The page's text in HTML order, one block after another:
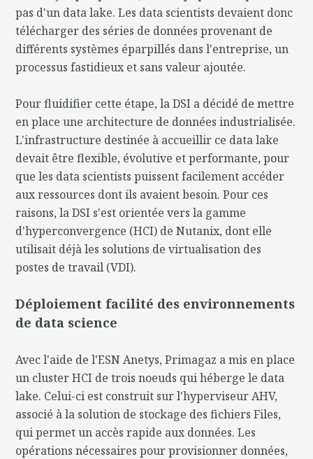
pas d'un data lake. Les data scientists devaient donc
télécharger des séries de données provenant de
différents systèmes éparpillés dans l'entreprise, un
processus fastidieux et sans valeur ajoutée.
Pour fluidifier cette étape, la DSI a décidé de mettre
en place une architecture de données industrialisée.
L'infrastructure destinée à accueillir ce data lake
devait être flexible, évolutive et performante, pour
que les data scientists puissent facilement accéder
aux ressources dont ils avaient besoin. Pour ces
raisons, la DSI s'est orientée vers la gamme
d'hyperconvergence (HCI) de Nutanix, dont elle
utilisait déjà les solutions de virtualisation des
postes de travail (VDI).
Déploiement facilité des environnements
de data science
Avec l'aide de l'ESN Anetys, Primagaz a mis en place
un cluster HCI de trois noeuds qui héberge le data
lake. Celui-ci est construit sur l'hyperviseur AHV,
associé à la solution de stockage des fichiers Files,
qui permet un accès rapide aux données. Les
opérations nécessaires pour provisionner données,